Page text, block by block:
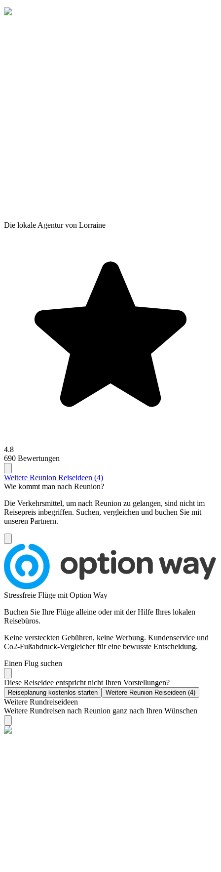
Die lokale Agentur von Lorraine
4.8
690 Bewertungen
Weitere Reunion Reiseideen (4)
Wie kommt man nach Reunion?
Die Verkehrsmittel, um nach Reunion zu gelangen, sind nicht im
Reisepreis inbegriffen. Suchen, vergleichen und buchen Sie mit
unseren Partnern.
Stressfreie Flüge mit Option Way
Buchen Sie Ihre Flüge alleine oder mit der Hilfe Ihres lokalen
Reisebüros.
Keine versteckten Gebühren, keine Werbung. Kundenservice und
Co2-Fußabdruck-Vergleicher für eine bewusste Entscheidung.
Einen Flug suchen
Diese Reiseidee entspricht nicht Ihren Vorstellungen?
Reiseplanung kostenlos starten Weitere Reunion Reiseideen (4)
Weitere Rundreiseideen
Weitere Rundreisen nach Reunion ganz nach Ihren Wünschen